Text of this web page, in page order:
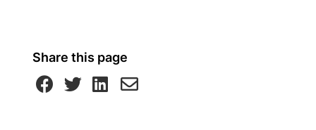
Share this page